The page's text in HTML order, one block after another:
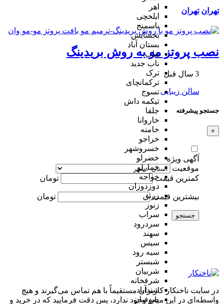
اهر
ایلخچی
باسمنج
بخشایش
بستان آباد
بناب
ناب جدید
ترک
ترکمانچای
تسوج
تیکمه داش
جلفا
خاروانا
خامنه
خراجو
خسروشهر
خضرلو
خمارلو
خواجه
دوزدوزان
زرنق
زنوز
سراب
سردرود
سهند
سیس
سیه رود
شبستر
شربیان
شرفخانه
شندآباد
صوفیان
تهران تهران
نصب پروتز مو به روش بریدینگ
3 سال قبل
سالن زیبایی
جستجو پیشرفته
×
آگهی ویژه
موقعیت
کمترین قیمت
تومان
بیشترین قیمت تومان
جستجو
در سایت ناخنکار کاربران مستقیماً با هم تماس می‌گیرند و هیچ
واسطه‌ای در این میان وجود ندارد، پس دقت فرمایید که در خرید و